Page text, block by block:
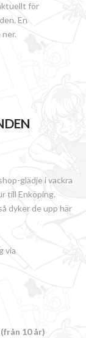
för
En
glädje i vackra
till Enköping.
dyker de upp här
via
10 år)